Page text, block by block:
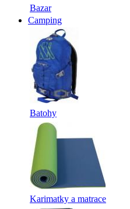
Bazar
Camping
Batohy
Karimatky a matrace